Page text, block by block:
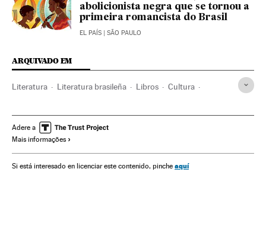
abolicionista negra que se tornou a
primeira romancista do Brasil
EL PAÍS | SÃO PAULO
ARQUIVADO EM
Literatura Literatura brasileña Libros Cultura
Río de Janeiro Brasil Sociedad
Desigualdad económica
Adere a
Mais informações
Si está interesado en licenciar este contenido, pinche aquí